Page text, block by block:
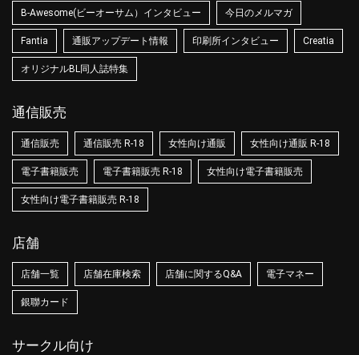
B-Awesome(ビーオーサム）インタビュー 今日のメルマガ
Fantia 通販アップデート情報 印刷所インタビュー Creatia
オリジナルBL同人誌特集
通信販売
通信販売 通信販売 R-18 女性向け通販 女性向け通販 R-18
電子書籍販売 電子書籍販売 R-18 女性向け電子書籍販売
女性向け電子書籍販売 R-18
店舗
店舗一覧 店舗在庫検索 店舗に関するQ&A 電子マネー
銀聯カード
サークル向け